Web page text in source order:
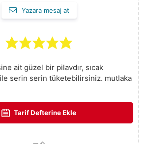
Yazara mesaj at
ait güzel bir pilavdır, sıcak
ile serin serin tüketebilirsiniz. mutlaka
Tarif Defterine Ekle